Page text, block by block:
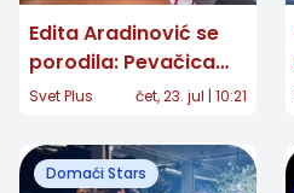
Edita Aradinović se
porodila: Pevačica
objavila prvu
Svet Plus čet, 23. jul | 10:21
Domaći Stars